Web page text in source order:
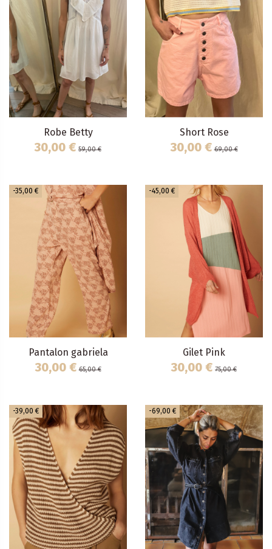
Robe Betty
30,00 € 59,00 €
Short Rose
30,00 € 69,00 €
-35,00 €
Pantalon gabriela
30,00 € 65,00 €
-45,00 €
Gilet Pink
30,00 € 75,00 €
-39,00 € -69,00 €